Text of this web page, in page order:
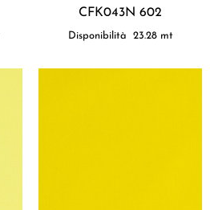
CFK043N 602
Disponibilità 23.28 mt